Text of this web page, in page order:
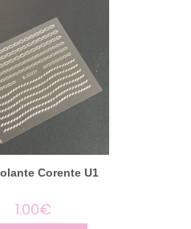
Corente U1
1.00€